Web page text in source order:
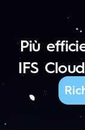
Più
IFS